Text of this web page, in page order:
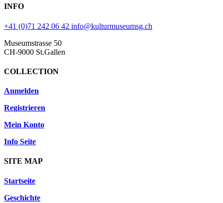
INFO
+41 (0)71 242 06 42 info@kulturmuseumsg.ch
Museumstrasse 50
CH-9000 St.Gallen
COLLECTION
Anmelden
Registrieren
Mein Konto
Info Seite
SITE MAP
Startseite
Geschichte